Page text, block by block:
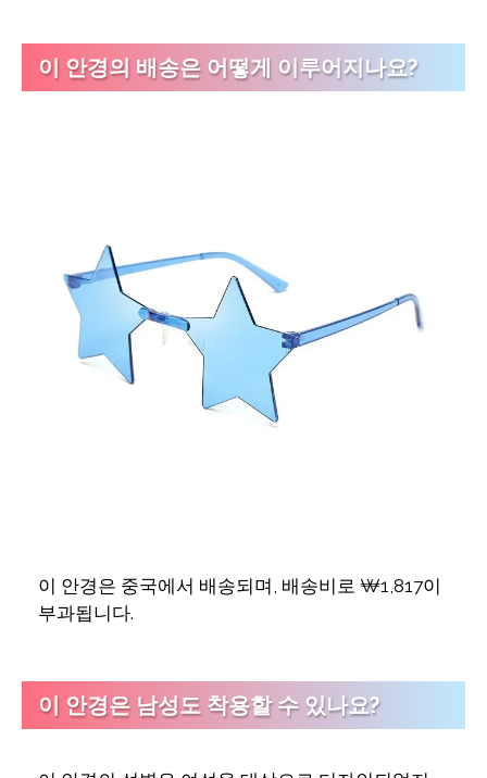
이 안경의 배송은 어떻게 이루어지나요?
이 안경은 중국에서 배송되며, 배송비로 ₩1,817이
부과됩니다.
이 안경은 남성도 착용할 수 있나요?